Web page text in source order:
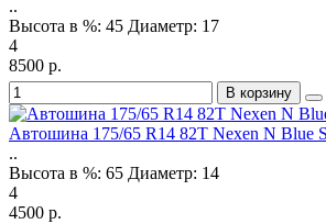
..
Высота в %: 45 Диаметр: 17
4
8500 р.
В корзину
Автошина 175/65 R14 82T Nexen N Blue S
..
Высота в %: 65 Диаметр: 14
4
4500 р.